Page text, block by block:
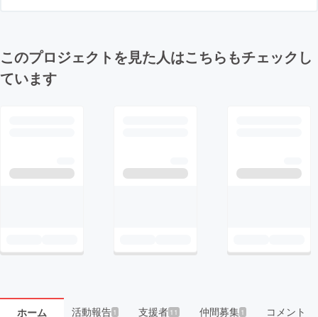
このプロジェクトを見た人はこちらもチェックし
ています
ホーム 活動報告1 支援者 11 仲間募集 1 コメント